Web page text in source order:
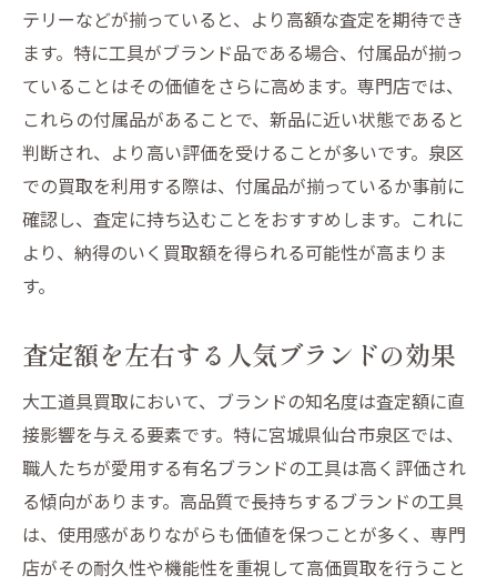
買取前に知っておくべき法律と規制
専門店が語る泉区での大工道具高額査定のコツ
と注意点
泉区の買取業者における信頼性の見極め方
査定時に注意すべき大工道具の劣化箇所
価格交渉を有利に進めるための準備
専門家が教える買取における注意点
査定後に確認すべき契約内容とその重要性
落とし穴とは
査定金額に含まれる隠れた手数料の確認
信頼できる業者を選ぶためのチェックリス
ト
買取契約の落とし穴とその回避法
テリーなどが揃っていると、より高額な査定を期待でき
ます。特に工具がブランド品である場合、付属品が揃っ
ていることはその価値をさらに高めます。専門店では、
これらの付属品があることで、新品に近い状態であると
判断され、より高い評価を受けることが多いです。泉区
での買取を利用する際は、付属品が揃っているか事前に
確認し、査定に持ち込むことをおすすめします。これに
より、納得のいく買取額を得られる可能性が高まりま
す。
査定額を左右する人気ブランドの効果
大工道具買取において、ブランドの知名度は査定額に直
接影響を与える要素です。特に宮城県仙台市泉区では、
職人たちが愛用する有名ブランドの工具は高く評価され
る傾向があります。高品質で長持ちするブランドの工具
は、使用感がありながらも価値を保つことが多く、専門
店がその耐久性や機能性を重視して高価買取を行うこと